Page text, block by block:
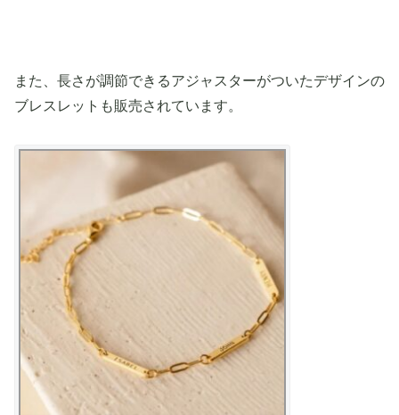
また、長さが調節できるアジャスターがついたデザインの
ブレスレットも販売されています。